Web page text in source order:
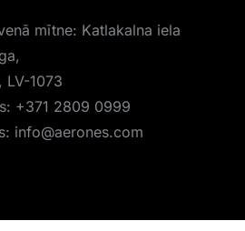
mītne: Katlakalna iela
LV-1073
+371 2809 0999
info@aerones.com